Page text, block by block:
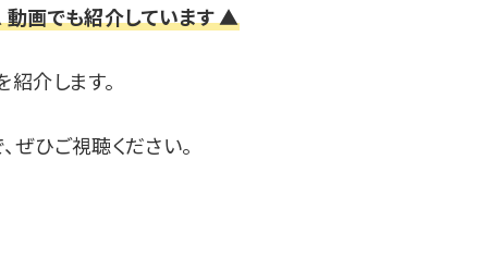
画でも紹介しています ▲
介します。
ひご視聴ください。